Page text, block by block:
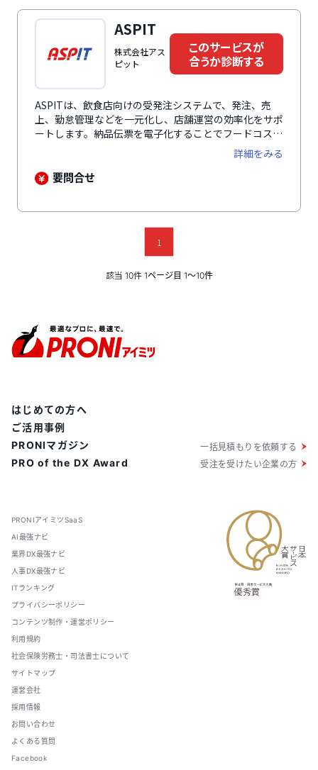
ASPIT
株式会社アス
ピット
このサービスが
合うか診断する
ASPITは、飲食店向けの受発注システムで、発注、売
上、勤怠管理などを一元化し、店舗運営の効率化をサポ
ートします。納品伝票を電子化することでフードコスト
を自動算出し、伝票集計作業を省力化。価格改定時の商
品の情報管理もスムーズに行えます。飲食店向けに特化
した機能を多数搭載しており、発注管理システムと在庫
の改善を促進するとともに、過剰在庫の防止にも役立ち
ます。また、各店舗の在庫状況をリアルタイムで可視化
し、店舗運営に必要な透明性を提供します。メニューや
詳細をみる
要問合せ
1
該当 10件 1ページ目 1〜10件
PRONIアイミツSaaS
AI最強ナビ
業界DX最強ナビ
人事DX最強ナビ
ITランキング
プライバシーポリシー
コンテンツ制作・運営ポリシー
利用規約
社会保険労務士・司法書士について
サイトマップ
運営会社
採用情報
お問い合わせ
よくある質問
Facebook
はじめての方へ
ご活用事例
PRONIマガジン
PRO of the DX Award
一括見積もりを依頼する
受注を受けたい企業の方